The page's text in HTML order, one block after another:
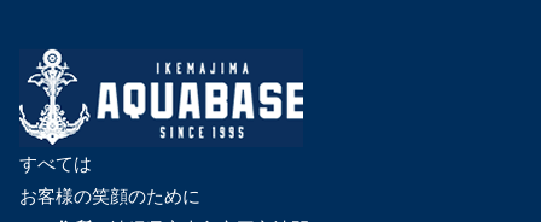
すべては
お客様の笑顔のために